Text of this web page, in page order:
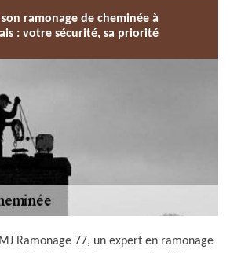
ramonage de cheminée à
: votre sécurité, sa priorité
Ramonage 77, un expert en ramonage